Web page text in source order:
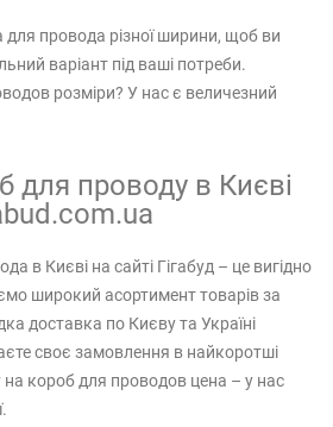
провода різної ширини, щоб ви
варіант під ваші потреби.
розміри? У нас є величезний
для проводу в Києві
в Києві на сайті Гігабуд – це вигідно
широкий асортимент товарів за
доставка по Києву та Україні
своє замовлення в найкоротші
на короб для проводов цена – у нас